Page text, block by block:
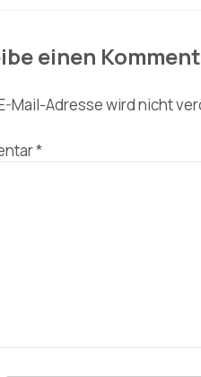
einen
Mail-Adresse wird nicht
*